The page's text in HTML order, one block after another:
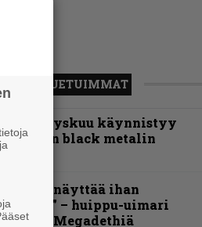
LUETUIMMAT
syyskuu käynnistyy
black metalin
näyttää ihan
– huippu-uimari
Megadethiä